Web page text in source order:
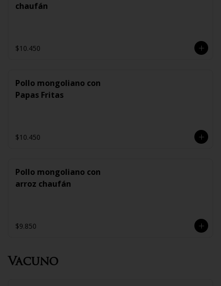
chaufán
$10.450
Pollo mongoliano con
Papas Fritas
$10.450
Pollo mongoliano con
arroz chaufán
$9.850
Vacuno